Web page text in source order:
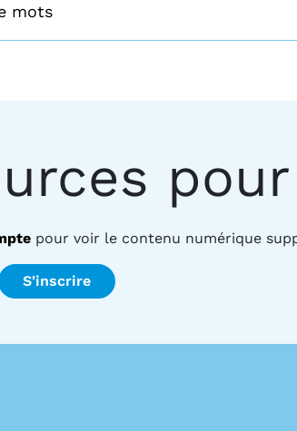
mots
pour voir le contenu numérique
S'inscrire